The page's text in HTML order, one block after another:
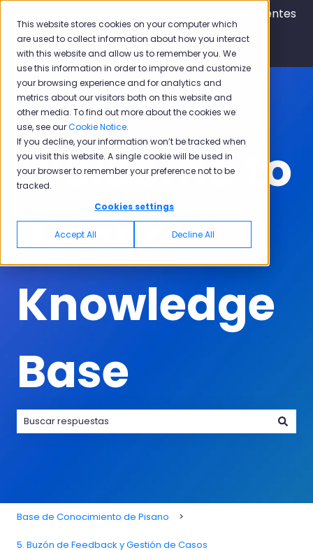
This website stores cookies on your computer which
are used to collect information about how you interact
with this website and allow us to remember you. We
use this information in order to improve and customize
your browsing experience and for analytics and
metrics about our visitors both on this website and
other media. To find out more about the cookies we
use, see ourCookie Notice.
If you decline, your information won’t be tracked when
you visit this website. A single cookie will be used in
your browser to remember your preference not to be
tracked.
Cookies settings
Accept All Decline All
Traducciones de Mostrar
Portal de clientes
Welcome to
Pisano
Knowledge
Base
Base de Conocimiento de Pisano
5. Buzón de Feedback y Gestión de Casos